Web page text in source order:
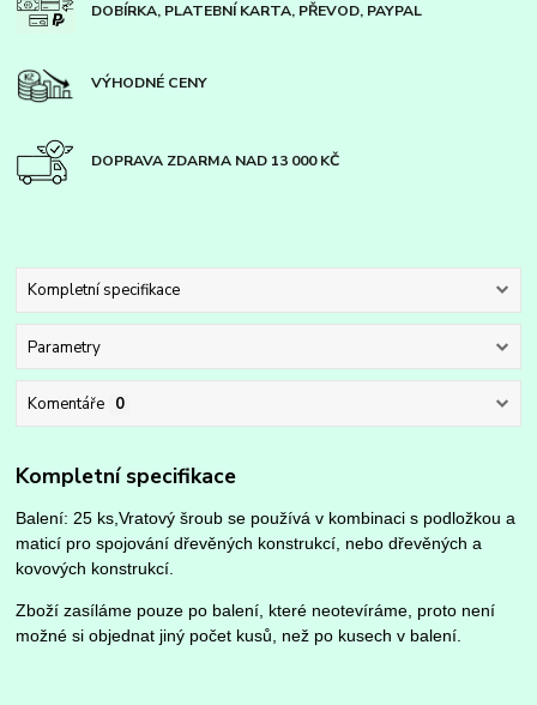
DOBÍRKA, PLATEBNÍ KARTA, PŘEVOD, PAYPAL
VÝHODNÉ CENY
DOPRAVA ZDARMA NAD 13 000 KČ
Kompletní specifikace
Parametry
Komentáře 0
Kompletní specifikace
Balení: 25 ks,Vratový šroub se používá v kombinaci s podložkou a
maticí pro spojování dřevěných konstrukcí, nebo dřevěných a
kovových konstrukcí.
Zboží zasíláme pouze po balení, které neotevíráme, proto není
možné si objednat jiný počet kusů, než po kusech v balení.